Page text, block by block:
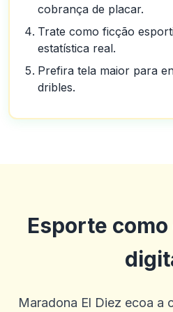
cobrança de placar.
Trate como ficção
estatística real.
Prefira tela maior para
dribles.
Esporte
Maradona El Diez ecoa a
Equipe de suporte útil. Bônus
pouco ruim e eles poderiam oferecer
C
2025-10-15 07:14:12